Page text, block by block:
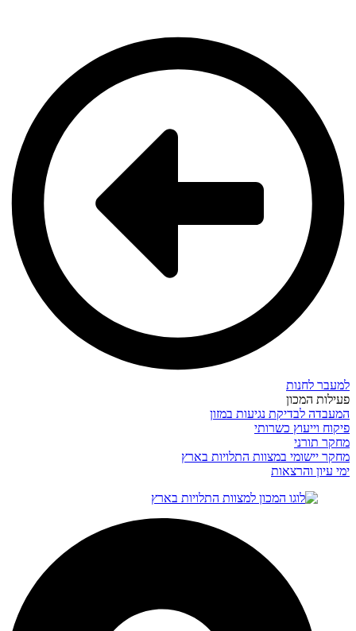
למעבר לחנות
פעילות המכון
המעבדה לבדיקת נגיעות במזון
פיקוח וייעוץ כשרותי
מחקר תורני
מחקר יישומי במצוות התלויות בארץ
ימי עיון והרצאות